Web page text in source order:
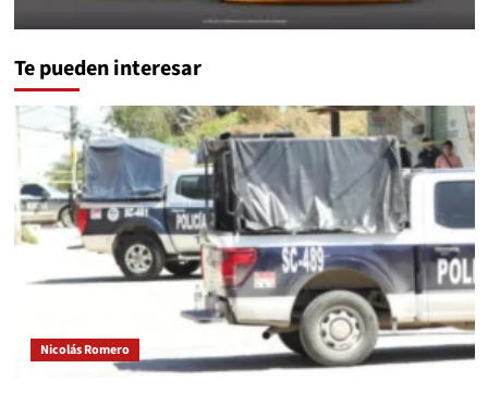
Te pueden interesar
Nicolás Romero